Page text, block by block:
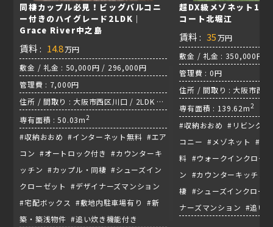
同棲カップル必見！ビッグバルコニ
ー付きのハイグレード2LDK｜
Grace River中之島
賃料 : 14.8万円
敷金 / 礼金 : 50,000円 / 296,000円
管理費 : 7,000円
住所 / 間取り : 大阪市西区川口 / 2LDK /
千日前線『阿波座駅』
専有面積 : 50.03m2
#収納おおめ #インターネット無料 #エア
コン #オートロック付き #カウンターキ
ッチン #カップル・同棲 #シューズイン
クローゼット #デザイナーズマンション
#宅配ボックス #敷地内駐車場有り #新
築・築浅物件 #追い炊き機能付き
超DX級メゾネット
コート北堀江
賃料 : 35 万円
敷金 / 礼金 : 350,000円 /
管理費 : 0円
住所 / 間取り : 大阪市西
メゾネット / 四つ橋線『
専有面積 : 139.62m2
#収納おおめ #リビング
コニー #メゾネット #イ
料 #ウォークインクロー
ン #カウンターキッチン
棲 #シューズインクロー
ナーズマンション #追い